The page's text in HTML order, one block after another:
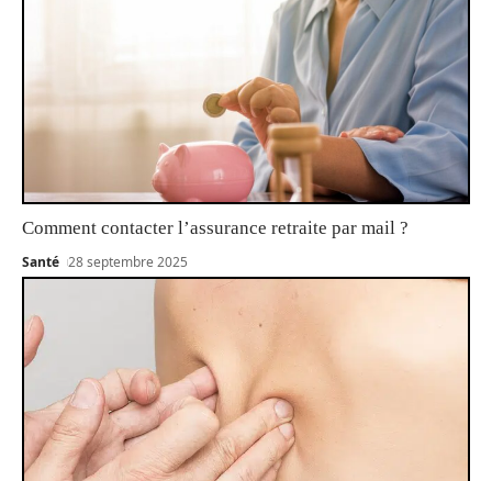
Comment contacter l’assurance retraite par mail ?
Santé 28 septembre 2025